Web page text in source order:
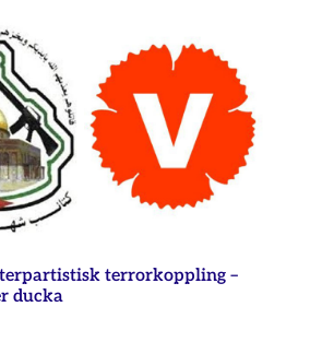
terrorkoppling –
ducka